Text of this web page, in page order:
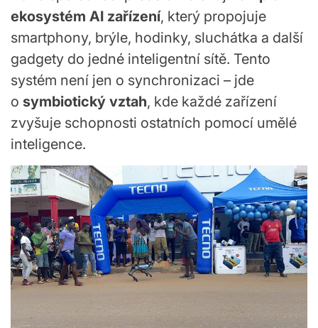
ekosystém AI zařízení, který propojuje
smartphony, brýle, hodinky, sluchátka a další
gadgety do jedné inteligentní sítě. Tento
systém není jen o synchronizaci – jde
o symbiotický vztah, kde každé zařízení
zvyšuje schopnosti ostatních pomocí umělé
inteligence.